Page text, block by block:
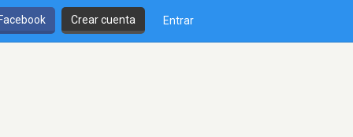
Crear cuenta Entrar